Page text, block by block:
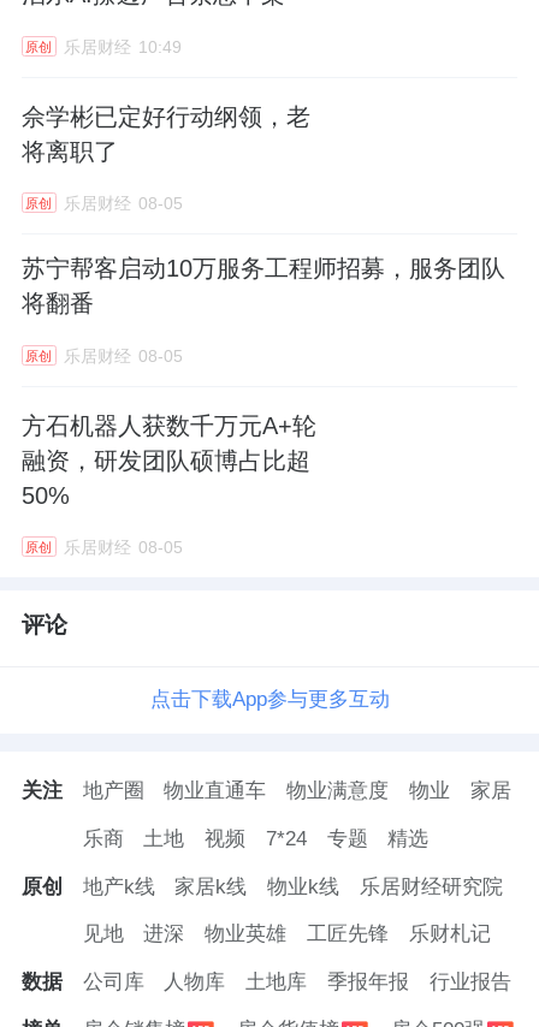
原创 乐居财经 10:49
佘学彬已定好行动纲领，老
将离职了
原创 乐居财经 08-05
苏宁帮客启动10万服务工程师招募，服务团队
将翻番
原创 乐居财经 08-05
方石机器人获数千万元A+轮
融资，研发团队硕博占比超
50%
原创 乐居财经 08-05
评论
点击下载App参与更多互动
关注 地产圈 物业直通车 物业满意度 物业 家居
乐商 土地 视频 7*24 专题 精选
原创 地产k线 家居k线 物业k线 乐居财经研究院
见地 进深 物业英雄 工匠先锋 乐财札记
数据 公司库 人物库 土地库 季报年报 行业报告